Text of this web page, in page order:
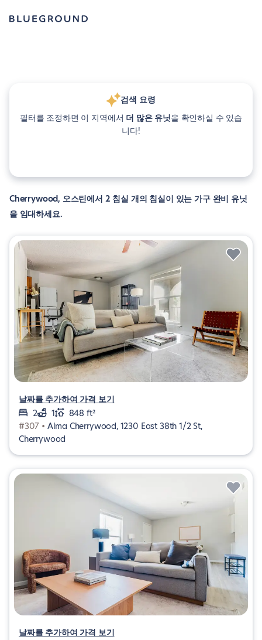
검색 요령
필터를 조정하면 이 지역에서 더 많은 유닛을 확인하실 수 있습
니다!
Cherrywood, 오스틴에서 2 침실 개의 침실이 있는 가구 완비 유닛
을 임대하세요.
날짜를 추가하여 가격 보기
2
1
848 ft²
#307 • Alma Cherrywood, 1230 East 38th 1/2 St,
Cherrywood
날짜를 추가하여 가격 보기